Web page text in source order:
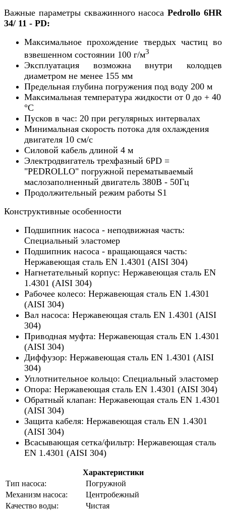
Важные параметры скважинного насосаPedrollo 6HR
34/ 11 - PD:
Максимальное прохождение твердых частиц во
взвешенном состоянии 100 г/м3
Эксплуатация возможна внутри колодцев
диаметром не менее 155 мм
Предельная глубина погружения под воду 200 м
Максимальная температура жидкости от 0 до + 40
°С
Пусков в час: 20 при регулярных интервалах
Минимальная скорость потока для охлаждения
двигателя 10 см/с
Силовой кабель длиной 4 м
Электродвигатель трехфазный 6PD =
"PEDROLLO" погружной перематываемый
маслозаполненный двигатель 380В - 50Гц
Продолжительный режим работы S1
Конструктивные особенности
Подшипник насоса - неподвижная часть:
Специальный эластомер
Подшипник насоса - вращающаяся часть:
Нержавеющая сталь EN 1.4301 (AISI 304)
Нагнетательный корпус: Нержавеющая сталь EN
1.4301 (AISI 304)
Рабочее колесо: Нержавеющая сталь EN 1.4301
(AISI 304)
Вал насоса: Нержавеющая сталь EN 1.4301 (AISI
304)
Приводная муфта: Нержавеющая сталь EN 1.4301
(AISI 304)
Диффузор: Нержавеющая сталь EN 1.4301 (AISI
304)
Уплотнительное кольцо: Специальный эластомер
Опора: Нержавеющая сталь EN 1.4301 (AISI 304)
Обратный клапан: Нержавеющая сталь EN 1.4301
(AISI 304)
Защита кабеля: Нержавеющая сталь EN 1.4301
(AISI 304)
Всасывающая сетка/фильтр: Нержавеющая сталь
EN 1.4301 (AISI 304)
Характеристики
Тип насоса:
Погружной
Механизм насоса:
Центробежный
Качество воды:
Чистая